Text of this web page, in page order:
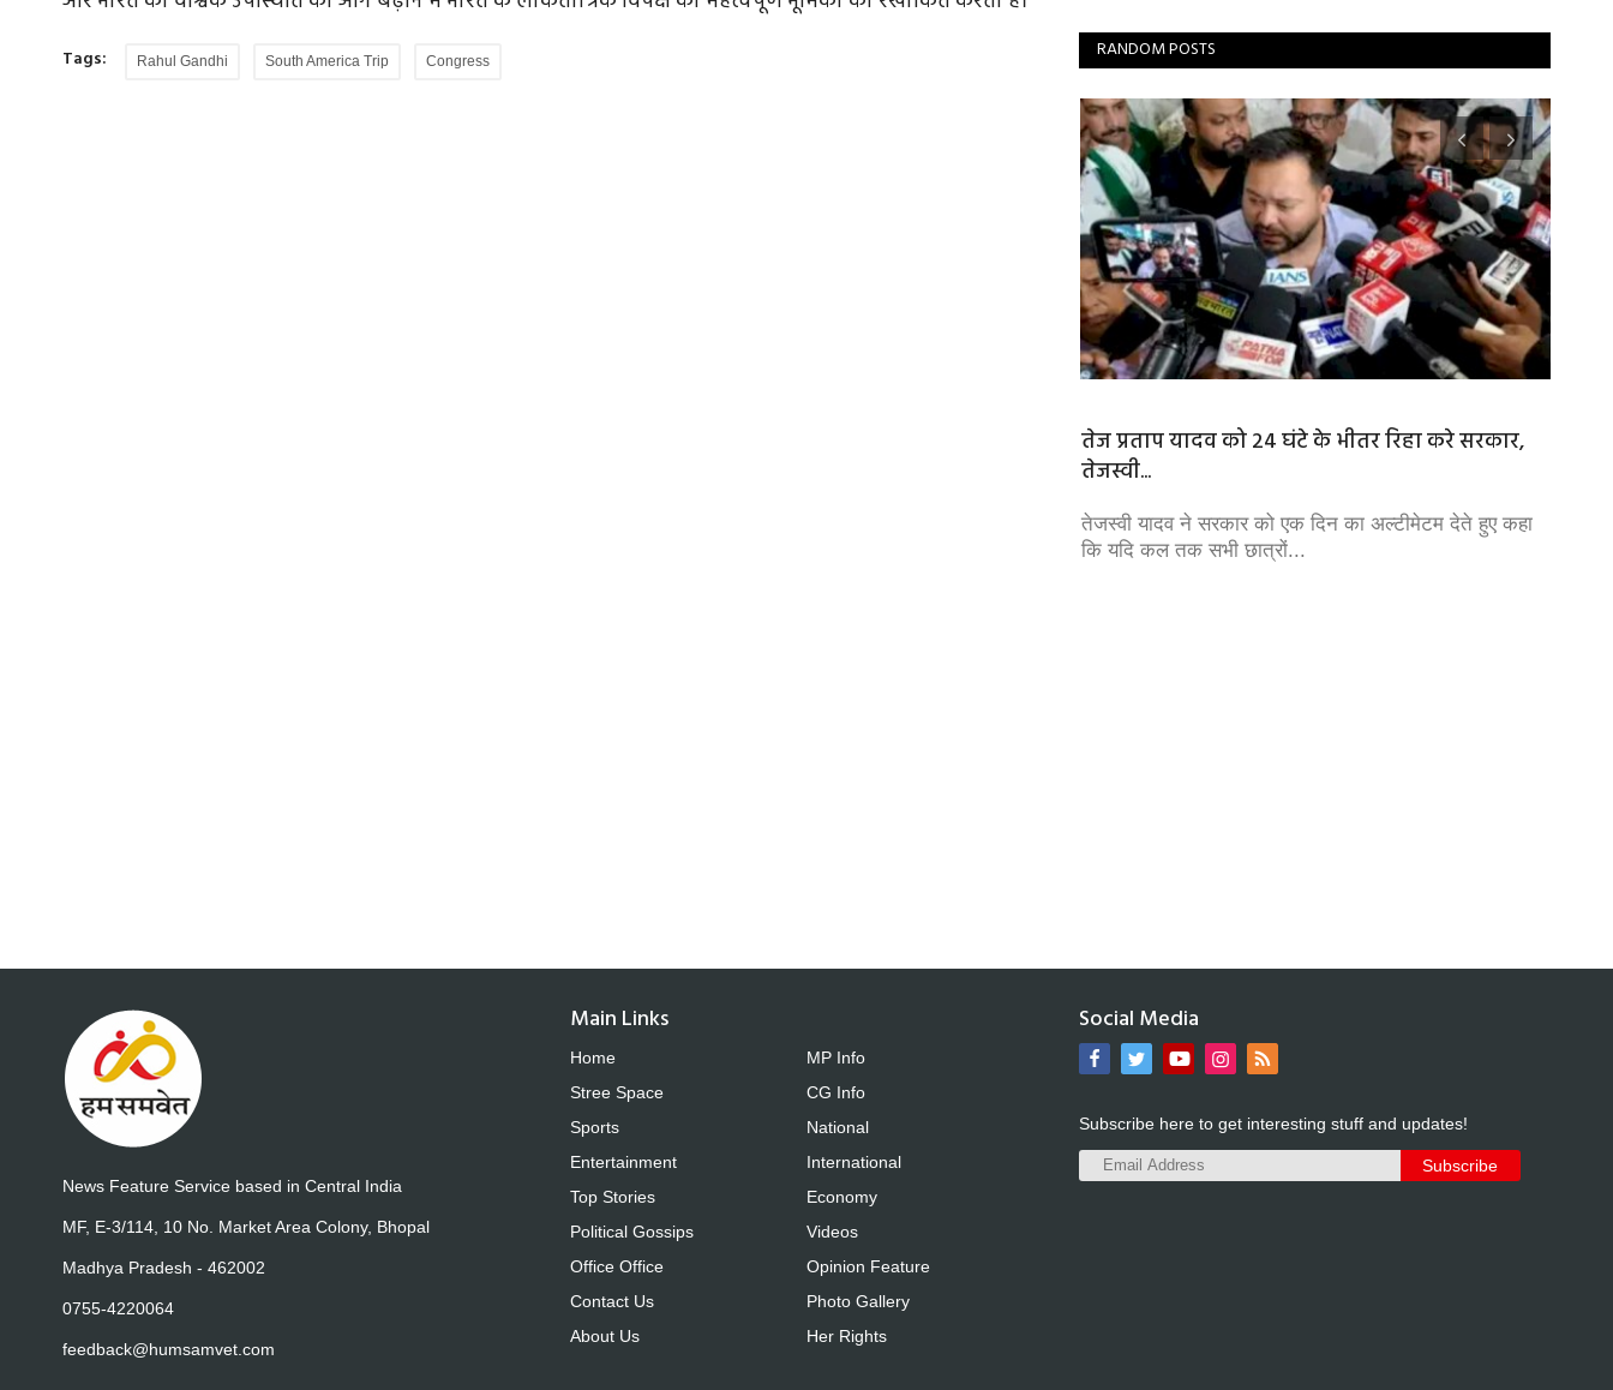
Tags: Rahul Gandhi South America Trip Congress RANDOM POSTS
तेज प्रताप यादव को 24 घंटे के भीतर रिहा करे सरकार,
तेजस्वी...
तेजस्वी यादव ने सरकार को एक दिन का अल्टीमेटम देते हुए कहा
कि यदि कल तक सभी छात्रों...
News Feature Service based in Central India
MF, E-3/114, 10 No. Market Area Colony, Bhopal
Madhya Pradesh - 462002
0755-4220064
feedback@humsamvet.com
Main Links
Home
Stree Space
Sports
Entertainment
Top Stories
Political Gossips
Office Office
Contact Us
About Us
MP Info
CG Info
National
International
Economy
Videos
Opinion Feature
Photo Gallery
Her Rights
Social Media
Subscribe here to get interesting stuff and updates!